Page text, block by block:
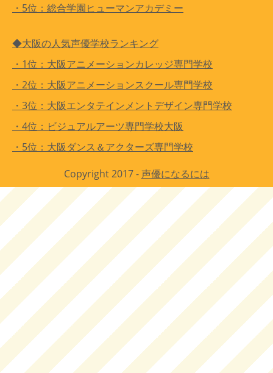
・5位：総合学園ヒューマンアカデミー
◆大阪の人気声優学校ランキング
・1位：大阪アニメーションカレッジ専門学校
・2位：大阪アニメーションスクール専門学校
・3位：大阪エンタテインメントデザイン専門学校
・4位：ビジュアルアーツ専門学校大阪
・5位：大阪ダンス＆アクターズ専門学校
Copyright 2017 -声優になるには